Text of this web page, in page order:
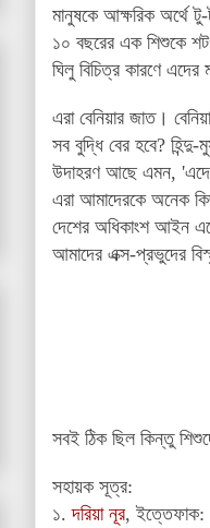
মানুষকে আক্ষরিক অর্থে
১০ বছরের এক শিশুকে
ঘিলু বিচিত্র কারণে এদের
এরা বেনিয়ার জাত।
সব বুদ্ধি বের হবে? হিন্দু-
উদাহরণ আছে এমন,
এরা আমাদেরকে অনেক
দেশের অধিকাংশ আইন
আমাদের এক্স-প্রভুদের
সবই ঠিক ছিল কিন্তু
সহায়ক সূত্র:
১.দরিয়া নূর, ইত্তেফাক: